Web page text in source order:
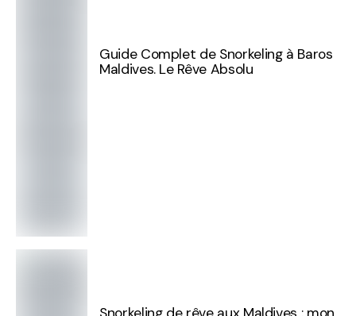
Guide Complet de Snorkeling à Baros
Maldives. Le Rêve Absolu